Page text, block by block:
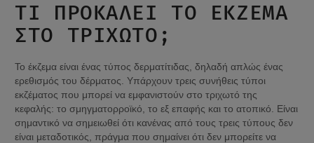
ΤΙ ΠΡΟΚΑΛΕΊ ΤΟ ΈΚΖΕΜΑ
ΣΤΟ ΤΡΙΧΩΤΌ;
Το έκζεμα είναι ένας τύπος δερματίτιδας, δηλαδή απλώς ένας
ερεθισμός του δέρματος. Υπάρχουν τρεις συνήθεις τύποι
εκζέματος που μπορεί να εμφανιστούν στο τριχωτό της
κεφαλής: το σμηγματορροϊκό, το εξ επαφής και το ατοπικό. Είναι
σημαντικό να σημειωθεί ότι κανένας από τους τρεις τύπους δεν
είναι μεταδοτικός, πράγμα που σημαίνει ότι δεν μπορείτε να